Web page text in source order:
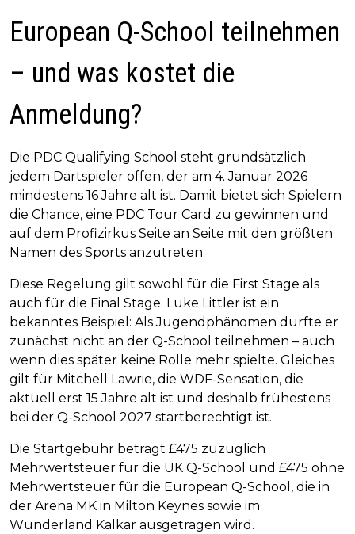
European Q-School teilnehmen
– und was kostet die
Anmeldung?
Die PDC Qualifying School steht grundsätzlich
jedem Dartspieler offen, der am 4. Januar 2026
mindestens 16 Jahre alt ist. Damit bietet sich Spielern
die Chance, eine PDC Tour Card zu gewinnen und
auf dem Profizirkus Seite an Seite mit den größten
Namen des Sports anzutreten.
Diese Regelung gilt sowohl für die First Stage als
auch für die Final Stage. Luke Littler ist ein
bekanntes Beispiel: Als Jugendphänomen durfte er
zunächst nicht an der Q-School teilnehmen – auch
wenn dies später keine Rolle mehr spielte. Gleiches
gilt für Mitchell Lawrie, die WDF-Sensation, die
aktuell erst 15 Jahre alt ist und deshalb frühestens
bei der Q-School 2027 startberechtigt ist.
Die Startgebühr beträgt £475 zuzüglich
Mehrwertsteuer für die UK Q-School und £475 ohne
Mehrwertsteuer für die European Q-School, die in
der Arena MK in Milton Keynes sowie im
Wunderland Kalkar ausgetragen wird.